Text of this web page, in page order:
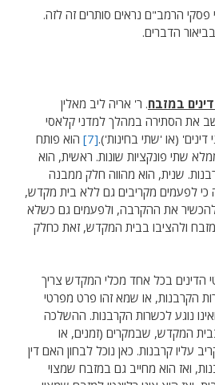
פסקי הרמב"ם נראים סותרים זה לזה.
הדברים.
במזבח. ר' אריה ליב מאלין
את הסתירה במהלך למדני קלאסי
(או 'שתי בחינות').[7]
הוא פותח
שתי פונקציות שונות. ראשית, הוא
שנית, הוא מהווה חלק ממבנה
כי לפעמים מקריבים גם ללא בית מקדש,
להכשיר את ההקרבה, ולפעמים גם כשלא
מזבח ולהציבו בבית המקדש, זאת כחלק
הדינים בכל אחד מכלי המקדש צריך
הקרבנות, או שמא זהו פרט מפרטי
נוגע לכשרות הקרבנות. ההשלכה
המקדש, שבמקרים (זמנים, או
עליו קרבנות. כאן נוכל לבחון האם דין
ואז הוא מחייב גם במזבח שמצוי